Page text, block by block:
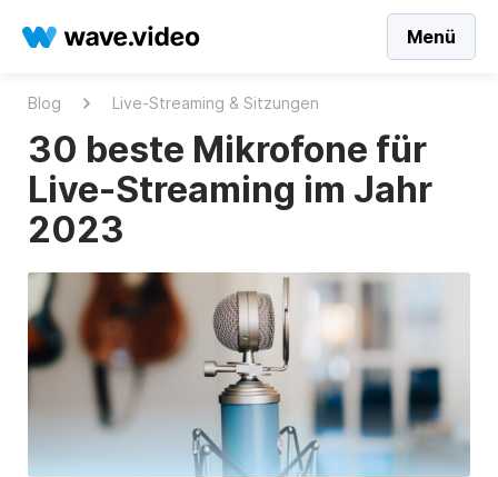
Menü
Blog Live-Streaming & Sitzungen
30 beste Mikrofone für
Live-Streaming im Jahr
2023